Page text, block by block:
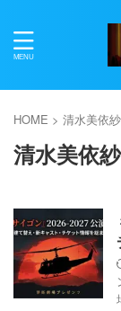
HOME > 清水美依紗
清水美依紗